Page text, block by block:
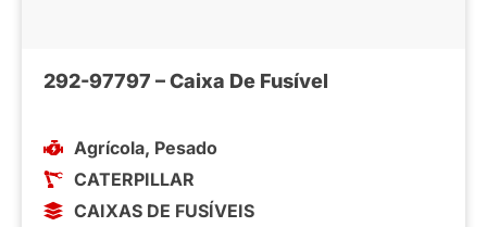
292-97797 – Caixa De Fusível
Agrícola, Pesado
CATERPILLAR
CAIXAS DE FUSÍVEIS